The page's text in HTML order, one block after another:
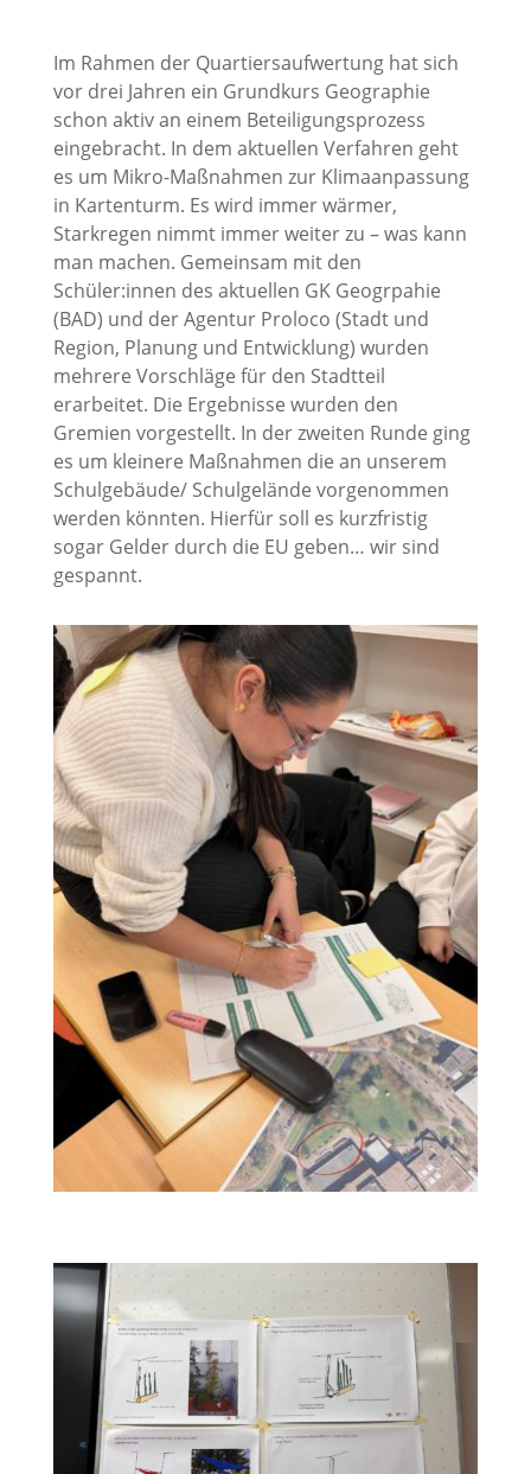
Im Rahmen der Quartiersaufwertung hat sich
vor drei Jahren ein Grundkurs Geographie
schon aktiv an einem Beteiligungsprozess
eingebracht. In dem aktuellen Verfahren geht
es um Mikro-Maßnahmen zur Klimaanpassung
in Kartenturm. Es wird immer wärmer,
Starkregen nimmt immer weiter zu – was kann
man machen. Gemeinsam mit den
Schüler:innen des aktuellen GK Geogrpahie
(BAD) und der Agentur Proloco (Stadt und
Region, Planung und Entwicklung) wurden
mehrere Vorschläge für den Stadtteil
erarbeitet. Die Ergebnisse wurden den
Gremien vorgestellt. In der zweiten Runde ging
es um kleinere Maßnahmen die an unserem
Schulgebäude/ Schulgelände vorgenommen
werden könnten. Hierfür soll es kurzfristig
sogar Gelder durch die EU geben… wir sind
gespannt.